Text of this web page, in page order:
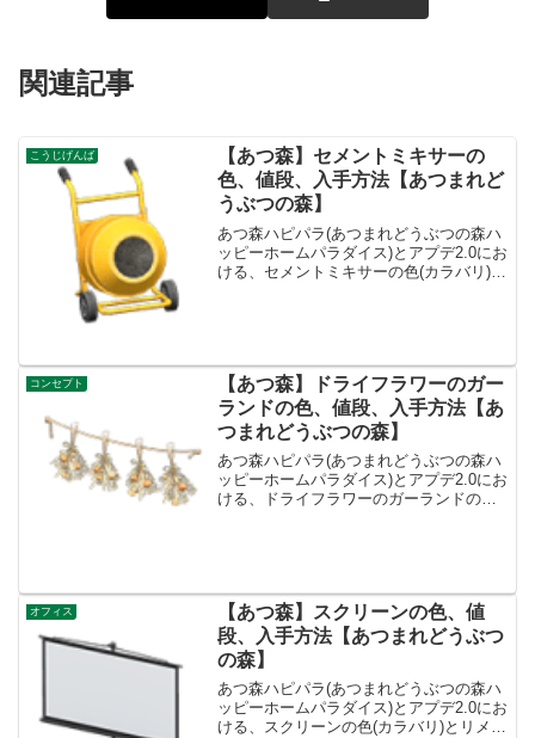
関連記事
こうじげんば
【あつ森】セメントミキサーの
色、値段、入手方法【あつまれど
うぶつの森】
あつ森ハピパラ(あつまれどうぶつの森ハ
ッピーホームパラダイス)とアプデ2.0にお
ける、セメントミキサーの色(カラバリ)と
コンセプト
【あつ森】ドライフラワーのガー
ランドの色、値段、入手方法【あ
つまれどうぶつの森】
あつ森ハピパラ(あつまれどうぶつの森ハ
ッピーホームパラダイス)とアプデ2.0にお
ける、ドライフラワーのガーランドの色
オフィス
【あつ森】スクリーンの色、値
段、入手方法【あつまれどうぶつ
の森】
あつ森ハピパラ(あつまれどうぶつの森ハ
ッピーホームパラダイス)とアプデ2.0にお
ける、スクリーンの色(カラバリ)とリメイ